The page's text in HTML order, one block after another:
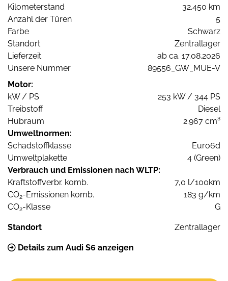
Kilometerstand
32.450 km
Anzahl der Türen
5
Farbe
Schwarz
Standort
Zentrallager
Lieferzeit
ab ca. 17.08.2026
Unsere Nummer
89556_GW_MUE-V
Motor:
kW / PS
253 kW / 344 PS
Treibstoff
Diesel
Hubraum
2.967 cm³
Umweltnormen:
Schadstoffklasse
Euro6d
Umweltplakette
4 (Green)
Verbrauch und Emissionen nach WLTP:
Kraftstoffverbr. komb.
7,0 l/100km
CO2-Emissionen komb.
183 g/km
CO2-Klasse G
Standort Zentrallager
Details zum Audi S6 anzeigen